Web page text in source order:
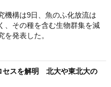
機構は9日、魚のふ化放流は
、その種を含む生物群集を減
を発表した。
セスを解明 北大や東北大の